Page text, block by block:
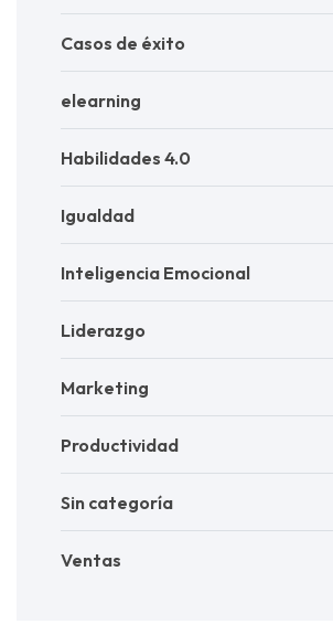
Casos de éxito
elearning
Habilidades 4.0
Igualdad
Inteligencia Emocional
Liderazgo
Marketing
Productividad
Sin categoría
Ventas